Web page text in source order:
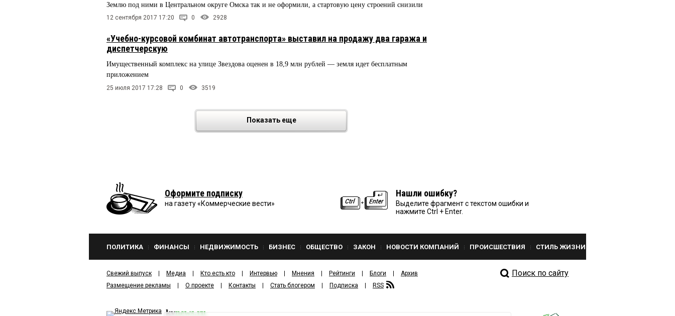
Землю под ними в Центральном округе Омска так и не оформили, а стартовую цену строений снизили
12 сентября 2017 17:20 0 2928
«Учебно-курсовой комбинат автотранспорта» выставил на продажу два гаража и
диспетчерскую
Имущественный комплекс на улице Звездова оценен в 18,9 млн рублей — земля идет бесплатным
приложением
25 июля 2017 17:28 0 3519
Показать еще
Оформите подписку
на газету «Коммерческие вести»
Нашли ошибку?
Выделите фрагмент с текстом ошибки и
нажмите Ctrl + Enter.
ПОЛИТИКА ФИНАНСЫ НЕДВИЖИМОСТЬ БИЗНЕС ОБЩЕСТВО ЗАКОН НОВОСТИ КОМПАНИЙ ПРОИСШЕСТВИЯ СТИЛЬ ЖИЗНИ
Свежий выпуск Медиа Кто есть кто Интервью Мнения Рейтинги Блоги
Архив
Размещение рекламы
О проекте Контакты Стать блогером Подписка RSS
Поиск по сайту
kvnews.ru